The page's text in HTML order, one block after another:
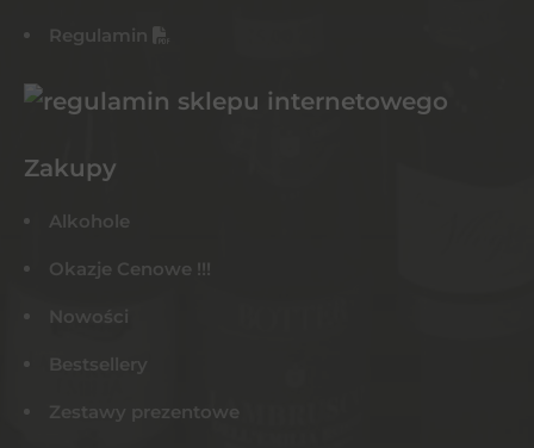
Regulamin
Zakupy
Alkohole
Okazje Cenowe !!!
Nowości
Bestsellery
Zestawy prezentowe